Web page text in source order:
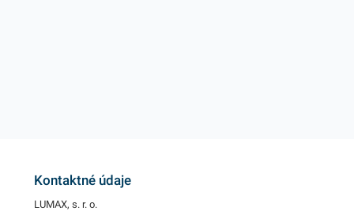
Kontaktné údaje
LUMAX, s. r. o.